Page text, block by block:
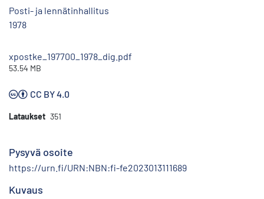
Posti- ja lennätinhallitus
1978
xpostke_197700_1978_dig.pdf
53.54 MB
CC BY 4.0
Lataukset 351
Pysyvä osoite
https://urn.fi/URN:NBN:fi-fe2023013111689
Kuvaus